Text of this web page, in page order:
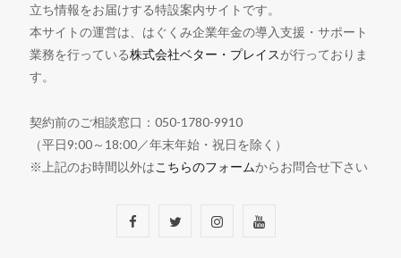
立ち情報をお届けする特設案内サイトです。
本サイトの運営は、はぐくみ企業年金の導入支援・サポート
業務を行っている株式会社ベター・プレイスが行っておりま
す。
契約前のご相談窓口：050-1780-9910
（平日9:00～18:00／年末年始・祝日を除く）
※上記のお時間以外はこちらのフォームからお問合せ下さい
T I Y